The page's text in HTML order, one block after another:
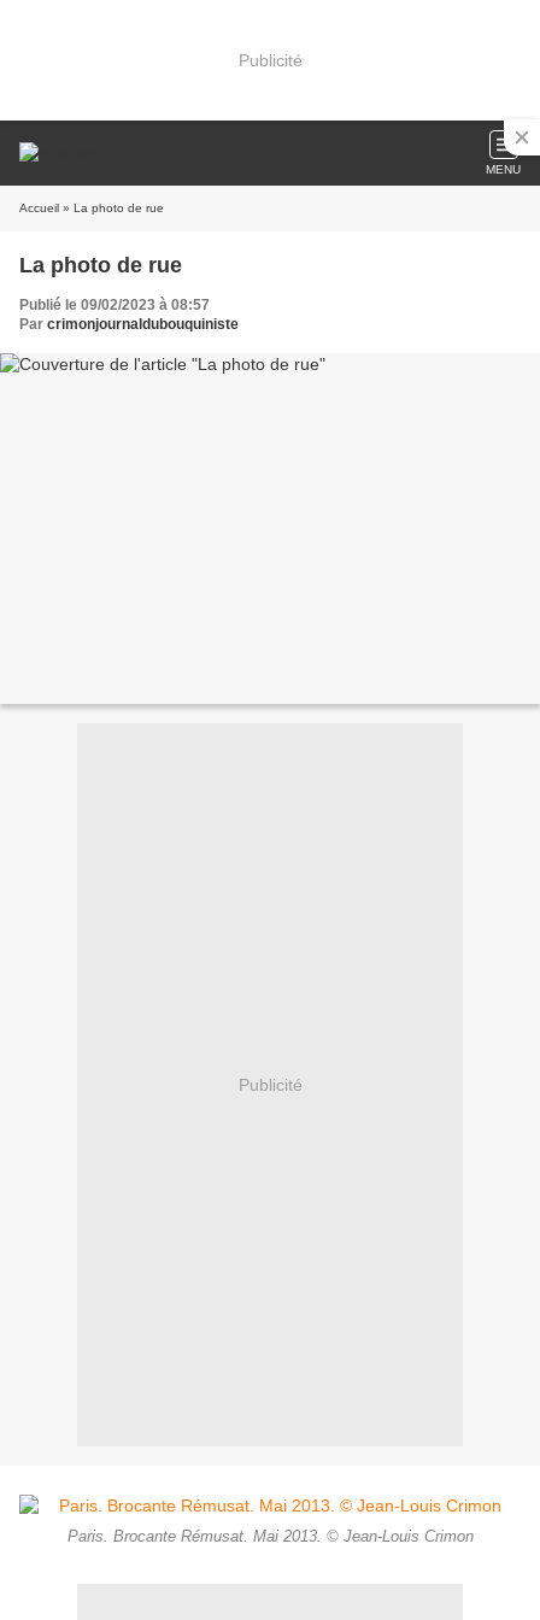
Publicité
MENU
Accueil » La photo de rue
La photo de rue
Publié le 09/02/2023 à 08:57
Par crimonjournaldubouquiniste
Publicité
Paris. Brocante Rémusat. Mai 2013. © Jean-Louis Crimon